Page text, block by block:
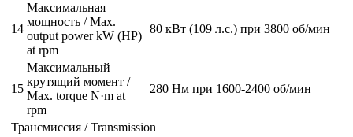
14
Максимальная
мощность / Max.
output power kW (HP)
at rpm
80 кВт (109 л.с.) при 3800 об/мин
15
Максимальный
крутящий момент /
Max. torque N·m at
rpm
280 Нм при 1600-2400 об/мин
Трансмиссия / Transmission